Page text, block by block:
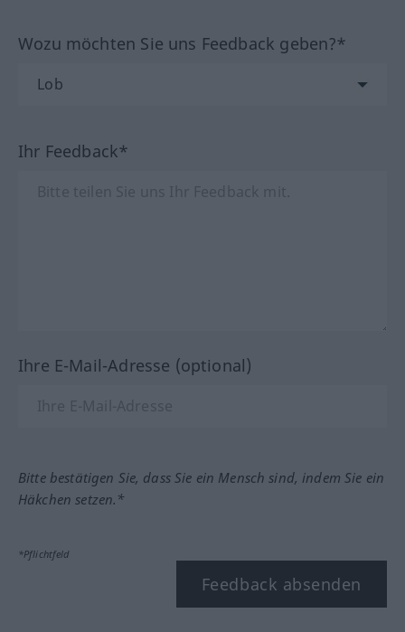
Wozu möchten Sie uns Feedback geben?*
Ihr Feedback*
Ihre E-Mail-Adresse (optional)
Bitte bestätigen Sie, dass Sie ein Mensch sind, indem Sie ein
Häkchen setzen.*
*Pflichtfeld
Feedback absenden